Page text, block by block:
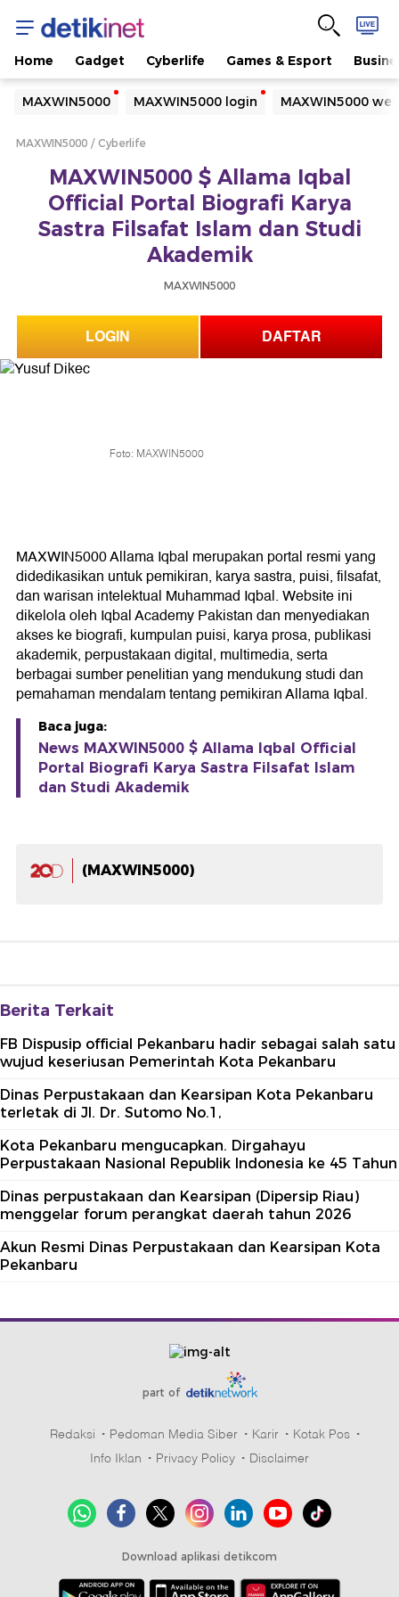
Home Gadget Cyberlife Games & Esport
MAXWIN5000 MAXWIN5000 login MAXWIN5000
Yang sedang ramai dicari
Loading...
Loading...
MAXWIN5000 Cyberlife
MAXWIN5000 $ Allama Iqbal
Official Portal Biografi Karya
Sastra Filsafat Islam dan Studi
Akademik
MAXWIN5000
LOGIN DAFTAR
Foto: MAXWIN5000
MAXWIN5000 Allama Iqbal merupakan portal resmi yang
didedikasikan untuk pemikiran, karya sastra, puisi, filsafat,
dan warisan intelektual Muhammad Iqbal. Website ini
dikelola oleh Iqbal Academy Pakistan dan menyediakan
akses ke biografi, kumpulan puisi, karya prosa, publikasi
akademik, perpustakaan digital, multimedia, serta
berbagai sumber penelitian yang mendukung studi dan
pemahaman mendalam tentang pemikiran Allama Iqbal.
Baca juga:
News MAXWIN5000 $ Allama Iqbal Official
Portal Biografi Karya Sastra Filsafat Islam
dan Studi Akademik
(MAXWIN5000)
Berita Terkait
FB Dispusip official Pekanbaru hadir sebagai salah satu
wujud keseriusan Pemerintah Kota Pekanbaru
Dinas Perpustakaan dan Kearsipan Kota Pekanbaru
terletak di Jl. Dr. Sutomo No.1,
Kota Pekanbaru mengucapkan. Dirgahayu
Perpustakaan Nasional Republik Indonesia ke 45 Tahun
Dinas perpustakaan dan Kearsipan (Dipersip Riau)
menggelar forum perangkat daerah tahun 2026
Akun Resmi Dinas Perpustakaan dan Kearsipan Kota
Pekanbaru
part of
Redaksi Pedoman Media Siber Karir
Kotak Pos
Info Iklan
Privacy Policy Disclaimer
Download aplikasi detikcom